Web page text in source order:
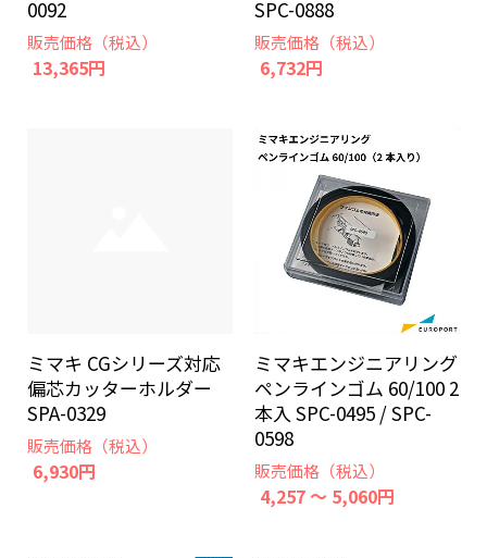
0092
販売価格（税込）
13,365円
SPC-0888
販売価格（税込）
6,732円
ミマキ CGシリーズ対応
偏芯カッターホルダー
SPA-0329
販売価格（税込）
6,930円
ミマキエンジニアリング
ペンラインゴム 60/100 2
本入 SPC-0495 / SPC-
0598
販売価格（税込）
4,257 ～ 5,060円